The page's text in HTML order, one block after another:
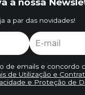
a par das novidades!
de emails e concordo
de Utilização e
e Proteção de